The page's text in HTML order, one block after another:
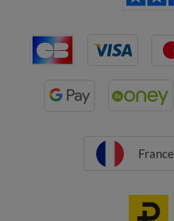
France